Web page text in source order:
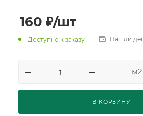
160 ₽/шт
Доступно к заказу Нашли
м2
В КОРЗИНУ